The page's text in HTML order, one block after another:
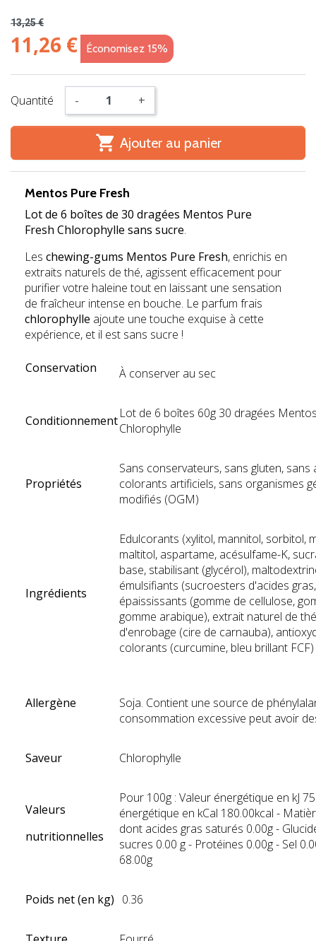
13,25 €
11,26 € Économisez 15%
Quantité - +
 Ajouter au panier
Mentos Pure Fresh
Lot de 6 boîtes de 30 dragées Mentos Pure
Fresh Chlorophylle sans sucre.
Les chewing-gums Mentos Pure Fresh, enrichis en
extraits naturels de thé, agissent efficacement pour
purifier votre haleine tout en laissant une sensation
de fraîcheur intense en bouche. Le parfum frais
chlorophylle ajoute une touche exquise à cette
expérience, et il est sans sucre !
Conservation À conserver au sec
ConditionnementLot de 6 boîtes 60g 30 dragées
Chlorophylle
Propriétés
Sans conservateurs, sans gluten, sans
colorants artificiels, sans organismes
modifiés (OGM)
Ingrédients
Edulcorants (xylitol, mannitol, sorbitol,
maltitol, aspartame, acésulfame-K,
base, stabilisant (glycérol),
émulsifiants (sucroesters d'acides
épaississants (gomme de cellulose,
gomme arabique), extrait naturel de
d'enrobage (cire de carnauba),
colorants (curcumine, bleu brillant FCF)
Allergène
Soja. Contient une source de
consommation excessive peut avoir
Saveur Chlorophylle
Valeurs
nutritionnelles
Pour 100g : Valeur énergétique en kJ
énergétique en kCal 180.00kcal -
dont acides gras saturés 0.00g -
sucres 0.00 g - Protéines 0.00g - Sel
68.00g
Poids net (en kg) 0.36